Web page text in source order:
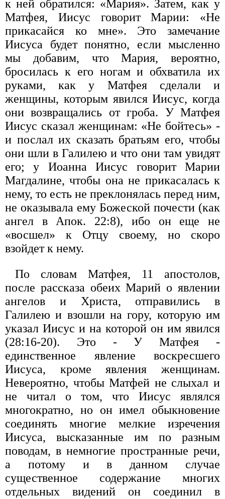
к ней обратился: «Мария». Затем, как у
Матфея, Иисус говорит Марии: «Не
прикасайся ко мне». Это замечание
Иисуса будет понятно, если мысленно
мы добавим, что Мария, вероятно,
бросилась к его ногам и обхватила их
руками, как у Матфея сделали и
женщины, которым явился Иисус, когда
они возвращались от гроба. У Матфея
Иисус сказал женщинам: «Не бойтесь» -
и послал их сказать братьям его, чтобы
они шли в Галилею и что они там увидят
его; у Иоанна Иисус говорит Марии
Магдалине, чтобы она не прикасалась к
нему, то есть не преклонялась перед ним,
не оказывала ему Божеской почести (как
ангел в Апок. 22:8), ибо он еще не
«восшел» к Отцу своему, но скоро
взойдет к нему.
По словам Матфея, 11 апостолов,
после рассказа обеих Марий о явлении
ангелов и Христа, отправились в
Галилею и взошли на гору, которую им
указал Иисус и на которой он им явился
(28:16-20). Это - У Матфея -
единственное явление воскресшего
Иисуса, кроме явления женщинам.
Невероятно, чтобы Матфей не слыхал и
не читал о том, что Иисус являлся
многократно, но он имел обыкновение
соединять многие мелкие изречения
Иисуса, высказанные им по разным
поводам, в немногие пространные речи,
а потому и в данном случае
существенное содержание многих
отдельных видений он соединил в